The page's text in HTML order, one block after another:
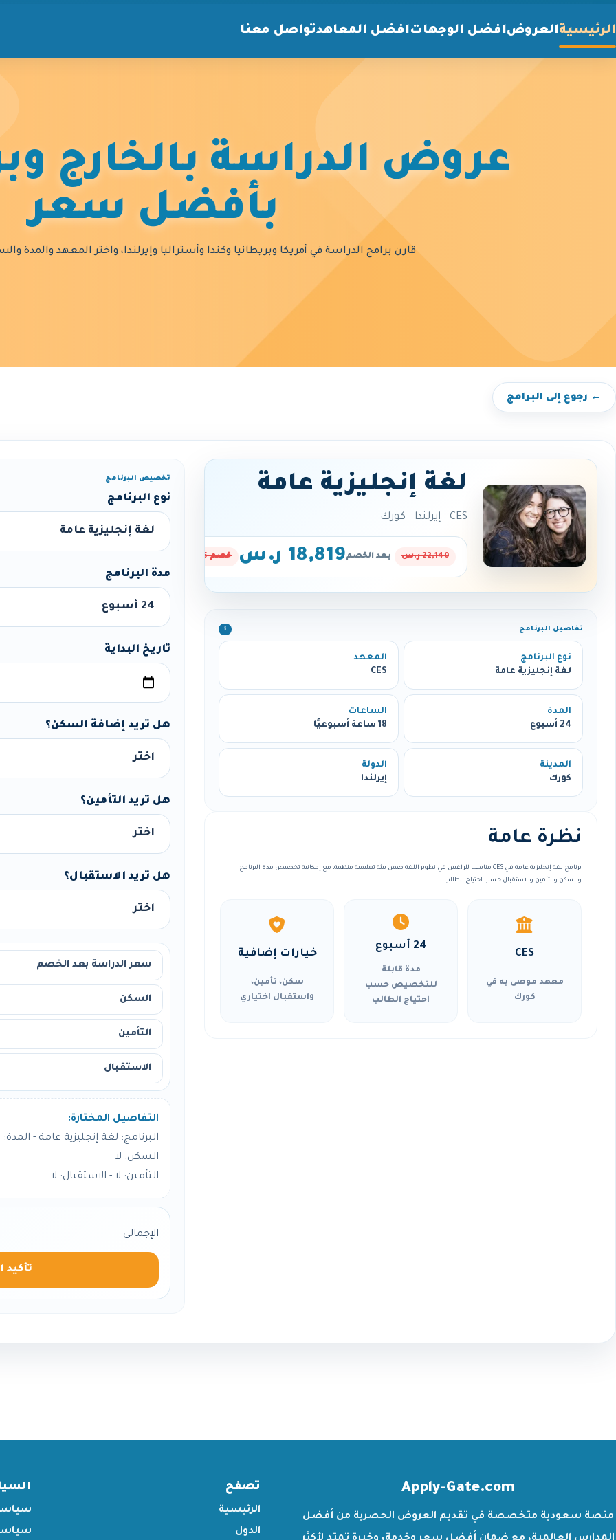
الرئيسيةالعروضافضل الوجهاتافضل المعاهدتواصل معنا
عروض الدراسة بالخارج
بأفضل سعر
قارن برامج الدراسة في أمريكا وبريطانيا وكندا وأستراليا وإيرلندا، واختر المعهد والمدة
← رجوع إلى البرامج
لغة إنجليزية عامة
CES - إيرلندا - كورك
22,140 ر.س بعد الخصم18,819 ر.س خصم 15%
تفاصيل البرنامج ℹ️
نوع البرنامج
لغة إنجليزية عامة
المعهد
CES
المدة
24 أسبوع
الساعات
18 ساعة أسبوعيًا
المدينة
كورك
الدولة
إيرلندا
نظرة عامة
برنامج لغة إنجليزية عامة في CES مناسب للراغبين في تطوير اللغة ضمن بيئة تعليمية منظمة، مع إمكانية تخصيص مدة البرنامج
والسكن والتأمين والاستقبال حسب احتياج الطالب.
CES
معهد موصى به في
كورك
24 أسبوع
مدة قابلة
للتخصيص حسب
احتياج الطالب
خيارات إضافية
سكن، تأمين،
واستقبال اختياري
تخصيص البرنامج
نوع البرنامج
مدة البرنامج
تاريخ البداية
هل تريد إضافة السكن؟
هل تريد التأمين؟
هل تريد الاستقبال؟
سعر الدراسة بعد الخصم
السكن
التأمين
الاستقبال
التفاصيل المختارة:
البرنامج: لغة إنجليزية عامة - المدة: 24 أسبوع
السكن: لا
التأمين: لا - الاستقبال: لا
الإجمالي
تأكيد
Apply-Gate.com
منصة سعودية متخصصة في تقديم العروض الحصرية من أفضل
تصفح
الرئيسية
الدول